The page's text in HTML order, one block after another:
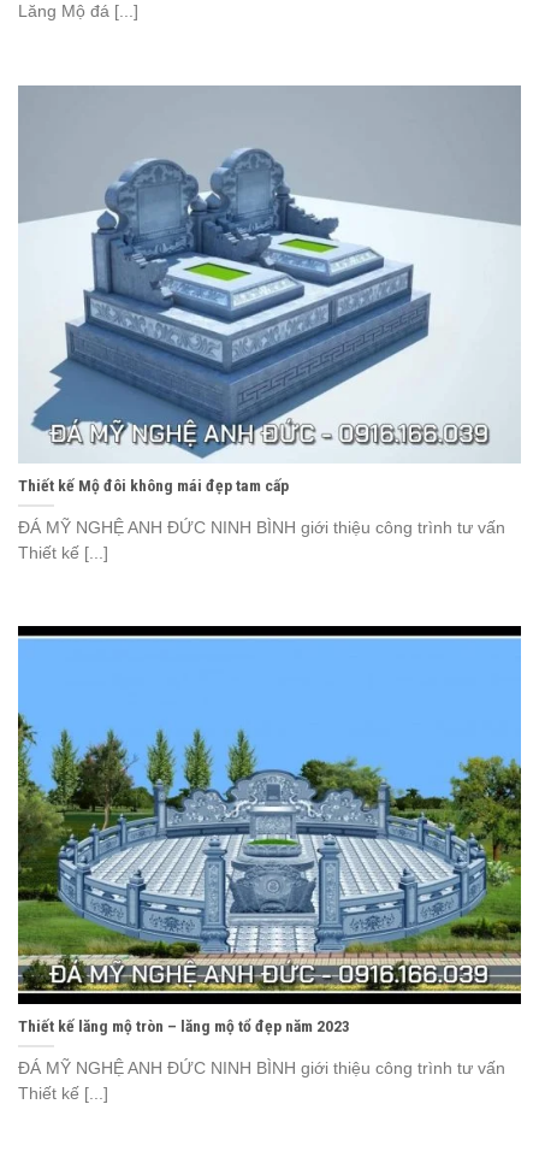
Lăng Mộ đá [...]
Thiết kế Mộ đôi không mái đẹp tam cấp
ĐÁ MỸ NGHỆ ANH ĐỨC NINH BÌNH giới thiệu công trình tư vấn
Thiết kế [...]
Thiết kế lăng mộ tròn – lăng mộ tổ đẹp năm 2023
ĐÁ MỸ NGHỆ ANH ĐỨC NINH BÌNH giới thiệu công trình tư vấn
Thiết kế [...]